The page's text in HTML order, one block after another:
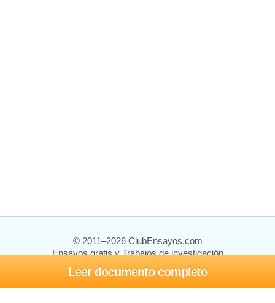
Leer documento completo
© 2011–2026 ClubEnsayos.com
Ensayos gratis y Trabajos de investigación